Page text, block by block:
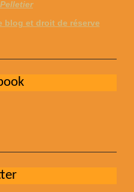
blog et droit de réserve